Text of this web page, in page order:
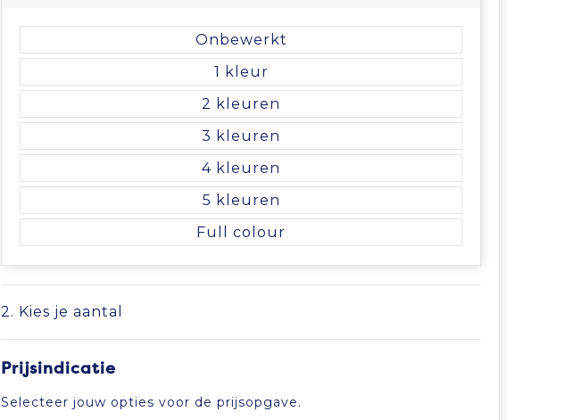
Onbewerkt
1
2
3
4
5
Full colour
2. Kies je aantal
Prijsindicatie
Selecteer jouw opties voor de prijsopgave.